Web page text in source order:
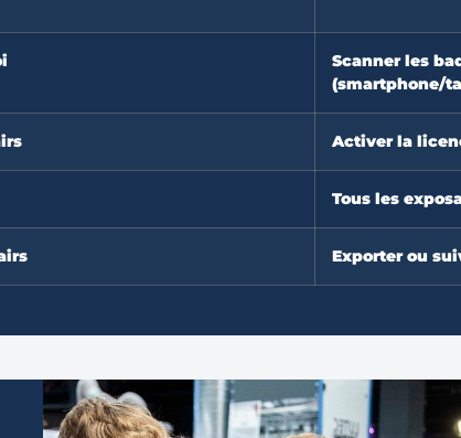
Scanner les
(smartphone/
Activer la
Tous les
Exporter ou